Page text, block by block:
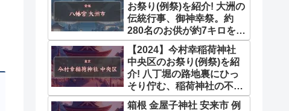
お祭り(例祭)を紹介! 大洲の
伝統行事、御神幸祭。約
280名のお供が約7キロを巡
幸。 11月
【2024】今村幸稲荷神社
中央区のお祭り(例祭)を紹
介! 八丁堀の路地裏にひっ
そり佇む、稲荷神社の不思
議な物語
箱根 金屋子神社 安来市 例